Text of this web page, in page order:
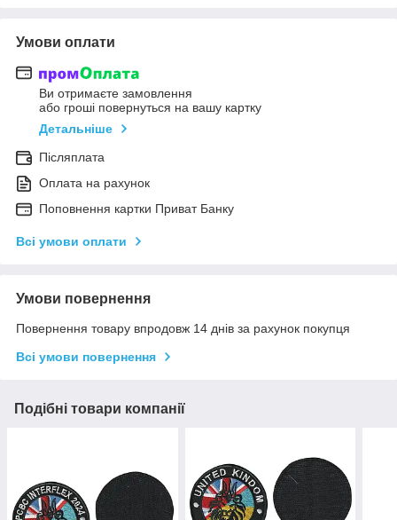
Умови оплати
Ви отримаєте замовлення
або гроші повернуться на вашу картку
Детальніше
Післяплата
Оплата на рахунок
Поповнення картки Приват Банку
Всі умови оплати
Умови повернення
Повернення товару впродовж 14 днів за рахунок покупця
Всі умови повернення
Подібні товари компанії